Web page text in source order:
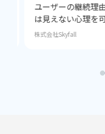
ユーザーの継続理
は見えない心理を
なげる
株式会社Skyfall